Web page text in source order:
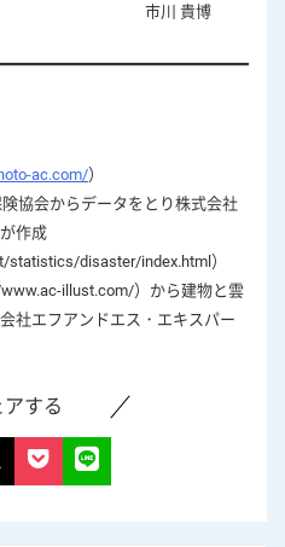
市川 貴博
ac.com/）
協会からデータをとり株式会社
作成
statistics/disaster/index.html）
illust.com/）から建物と雲
社エフアンドエス・エキスパー
アする